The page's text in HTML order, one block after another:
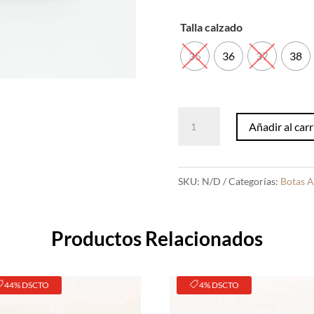
Talla calzado
35 36 37 38
Añadir al
SKU: N/D Categorías: Botas
Productos Relacionados
44% DSCTO 4% DSCTO